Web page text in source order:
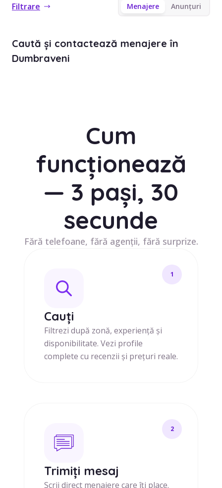
Filtrare Menajere Anunțuri
Caută și contactează menajere în
Dumbraveni
Cum
funcționează
— 3 pași, 30
secunde
Fără telefoane, fără agenții, fără surprize.
1
Cauți
Filtrezi după zonă, experiență și
disponibilitate. Vezi profile
complete cu recenzii și prețuri reale.
2
Trimiți mesaj
Scrii direct menajere care îți place.